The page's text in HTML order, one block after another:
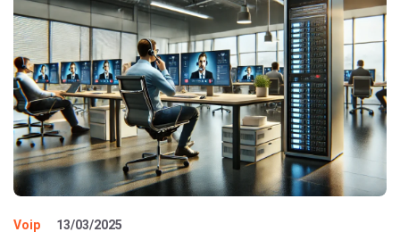
Voip 13/03/2025